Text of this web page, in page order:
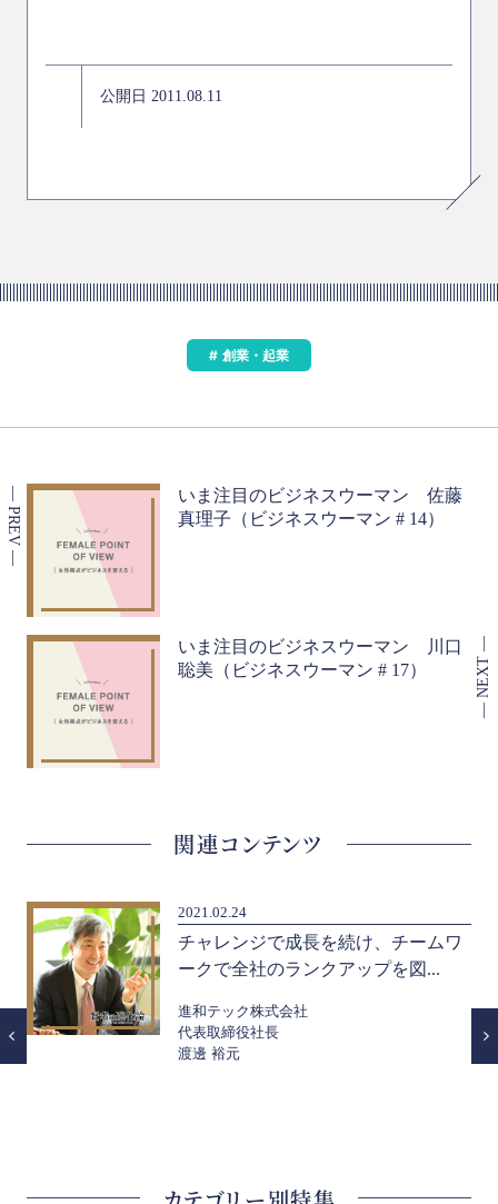
公開日 2011.08.11
創業・起業
いま注目のビジネスウーマン 佐藤
真理子（ビジネスウーマン # 14）
いま注目のビジネスウーマン 川口
聡美（ビジネスウーマン # 17）
関連コンテンツ
2021.02.24
チャレンジで成長を続け、チームワ
ークで全社のランクアップを図...
進和テック株式会社
代表取締役社長
渡邊 裕元